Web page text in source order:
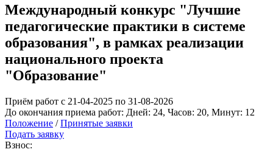
Международный конкурс "Лучшие
педагогические практики в системе
образования", в рамках реализации
национального проекта
"Образование"
Приём работ с 21-04-2025 по 31-08-2026
До окончания приема работ: Дней: 24, Часов: 20, Минут: 12
Положение / Принятые заявки
Подать заявку
Взнос: